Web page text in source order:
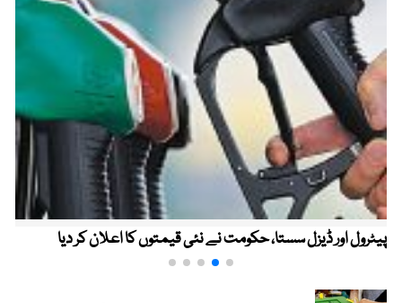
پیٹرول اور ڈیزل سستا، حکومت نے نئی قیمتوں کا اعلان کر دیا